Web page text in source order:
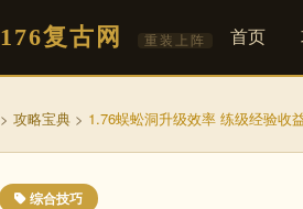
176复古网 重装上阵 首页
> 攻略宝典 > 1.76蜈蚣洞升级效率 练级经验收
综合技巧